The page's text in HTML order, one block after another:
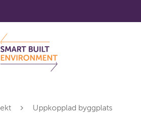
Uppkopplad byggplats